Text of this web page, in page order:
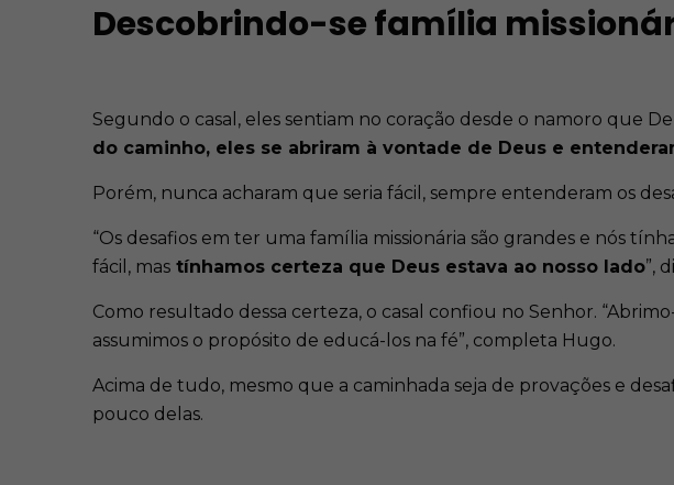
Descobrindo-se família
Segundo o casal, eles sentiam no coração desde o namoro que
do caminho, eles se abriram à vontade de Deus e
Porém, nunca acharam que seria fácil, sempre entenderam os
“Os desafios em ter uma família missionária são grandes e nós
fácil, mas tínhamos certeza que Deus estava ao nosso lado”,
Como resultado dessa certeza, o casal confiou no Senhor.
assumimos o propósito de educá-los na fé”, completa Hugo.
Acima de tudo, mesmo que a caminhada seja de provações e
pouco delas.